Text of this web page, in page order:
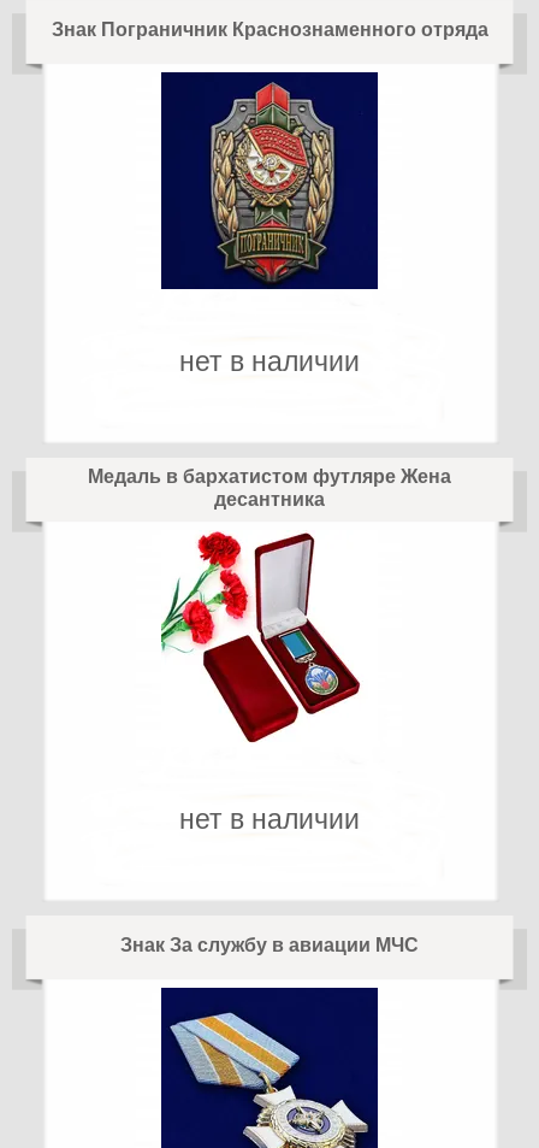
Знак Пограничник Краснознаменного отряда
нет в наличии
Медаль в бархатистом футляре Жена
десантника
нет в наличии
Знак За службу в авиации МЧС